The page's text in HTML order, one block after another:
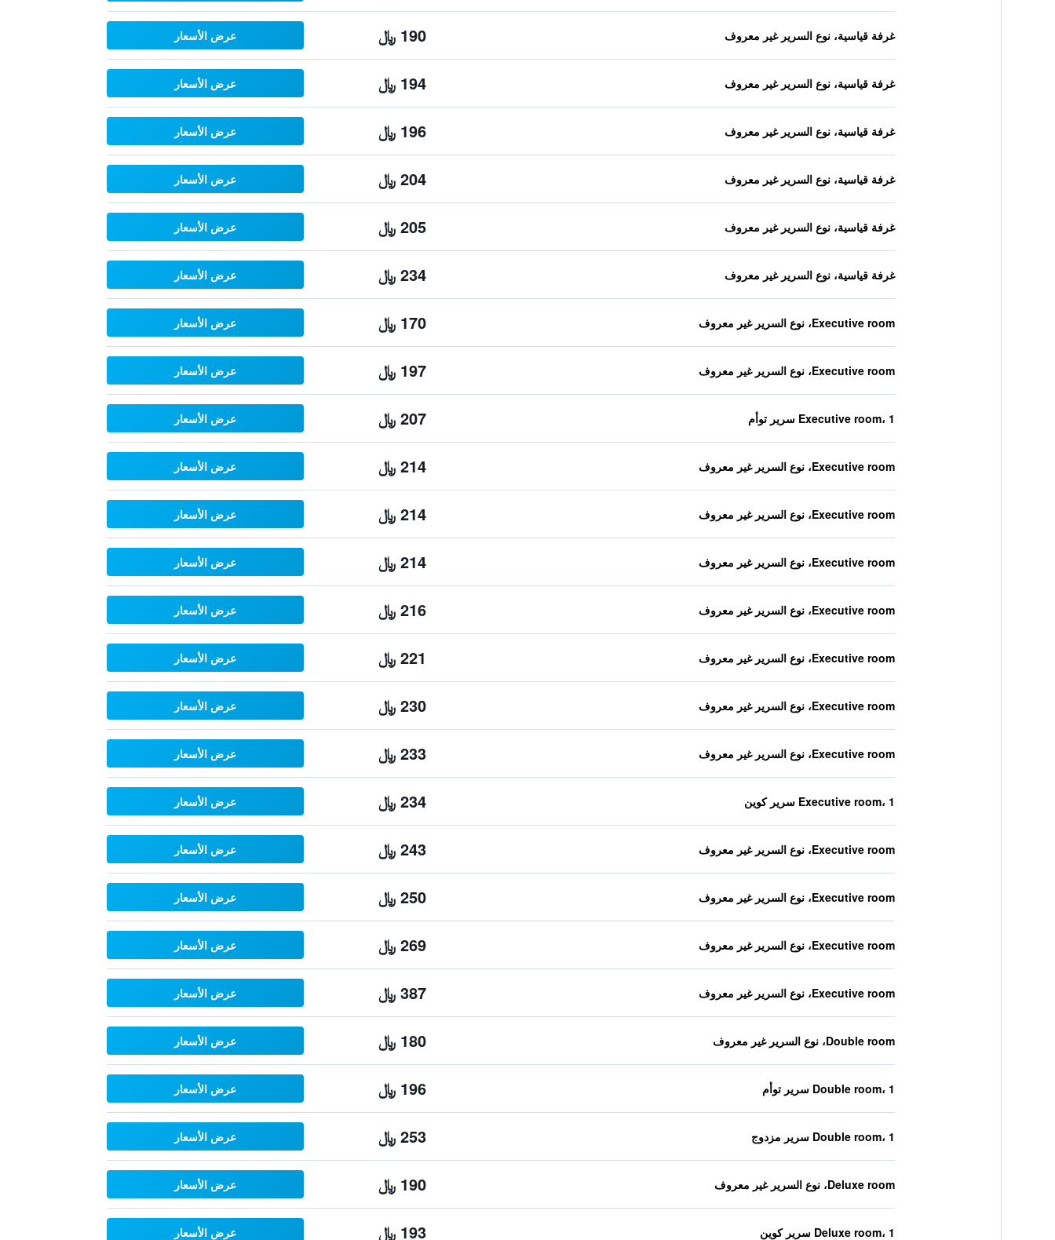
غرفة قياسية، نوع السرير غير معروف 190 ﷼ عرض الأسعار
غرفة قياسية، نوع السرير غير معروف 194 ﷼ عرض الأسعار
غرفة قياسية، نوع السرير غير معروف 196 ﷼ عرض الأسعار
غرفة قياسية، نوع السرير غير معروف 204 ﷼ عرض الأسعار
غرفة قياسية، نوع السرير غير معروف 205 ﷼ عرض الأسعار
غرفة قياسية، نوع السرير غير معروف 234 ﷼ عرض الأسعار
Executive room، نوع السرير غير معروف 170 ﷼ عرض الأسعار
Executive room، نوع السرير غير معروف 197 ﷼ عرض الأسعار
Executive room، 1 سرير توأم 207 ﷼ عرض الأسعار
Executive room، نوع السرير غير معروف 214 ﷼ عرض الأسعار
Executive room، نوع السرير غير معروف 214 ﷼ عرض الأسعار
Executive room، نوع السرير غير معروف 214 ﷼ عرض الأسعار
Executive room، نوع السرير غير معروف 216 ﷼ عرض الأسعار
Executive room، نوع السرير غير معروف 221 ﷼ عرض الأسعار
Executive room، نوع السرير غير معروف 230 ﷼ عرض الأسعار
Executive room، نوع السرير غير معروف 233 ﷼ عرض الأسعار
Executive room، 1 سرير كوين 234 ﷼ عرض الأسعار
Executive room، نوع السرير غير معروف 243 ﷼ عرض الأسعار
Executive room، نوع السرير غير معروف 250 ﷼ عرض الأسعار
Executive room، نوع السرير غير معروف 269 ﷼ عرض الأسعار
Executive room، نوع السرير غير معروف 387 ﷼ عرض الأسعار
Double room، نوع السرير غير معروف 180 ﷼ عرض الأسعار
Double room، 1 سرير توأم 196 ﷼ عرض الأسعار
Double room، 1 سرير مزدوج 253 ﷼ عرض الأسعار
Deluxe room، نوع السرير غير معروف 190 ﷼ عرض الأسعار
Deluxe room، 1 سرير كوين 193 ﷼ عرض الأسعار